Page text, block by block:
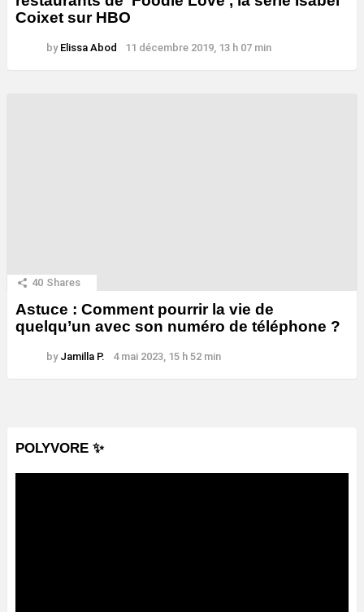
Coixet sur HBO
by Elissa Abod 11 décembre 2019, 13 h 07 min
40 Shares
Astuce : Comment pourrir la vie de
quelqu’un avec son numéro de téléphone ?
by Jamilla P. 4 mai 2023, 15 h 52 min
POLYVORE ✨